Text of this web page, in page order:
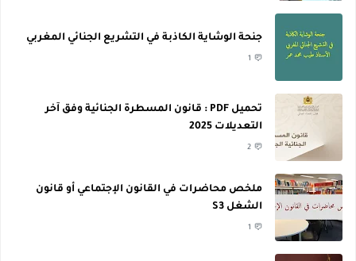
جنحة الوشاية الكاذبة في التشريع الجنائي المغربي
1
تحميل PDF : قانون المسطرة الجنائية وفق آخر
التعديلات 2025
2
ملخص محاضرات في القانون الإجتماعي أو قانون
الشغل S3
1